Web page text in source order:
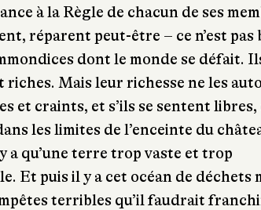
à la Règle de chacun de ses
réparent peut-être – ce n’est pas
dont le monde se défait.
riches. Mais leur richesse ne les
et craints, et s’ils se sentent libres,
les limites de l’enceinte du
a qu’une terre trop vaste et trop
Et puis il y a cet océan de déchets
terribles qu’il faudrait